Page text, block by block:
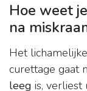
Hoe weet
na
Het
curettage gaat
leeg is, verliest